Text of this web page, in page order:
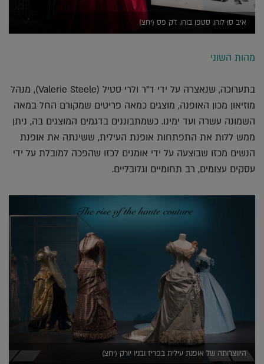
איב סן לורן, סטפן בורו, ז'ק פס (יחצ)
מהות השוני
בתערוכה, שנאצרה על ידי ד"ר ולרי סטיל (Valerie Steele), מנהל
מוזיאון מכון האופנה, מוצגים כמאה פריטים שמקורם החל במאה
השמונה עשרה ועד ימינו. כשמתבוננים בדגמים המוצגים בה, ניתן
ממש ללות את התפתחות אופנת העילית, ששינתה את אופנת
הנשים מכזו שבוצעה על ידי אומנים לכזו שהפכה למובלת על ידי
עסקים עצומים, רב תחומיים וגלובליים.
היווצרותה של אופנת עילית בפריז ובניו יורק (יחצ)